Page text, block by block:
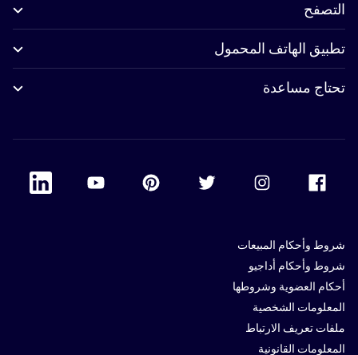
التصفح
تطبيق الهاتف المحمول
تحتاج مساعدة
Accor Facebook
Accor Twitter
Accor Pinterest
Accor Youtube
Linkedin
شروط وأحكام المبيعات
شروط وأحكام أداجيو
أحكام العضوية وشروطها
المعلومات الشخصية
ملفات تعريف الارتباط
المعلومات القانونية